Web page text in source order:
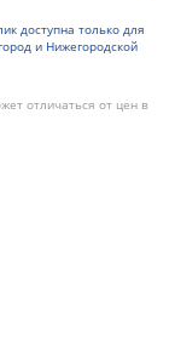
доступна только для
и Нижегородской
отличаться от цен в